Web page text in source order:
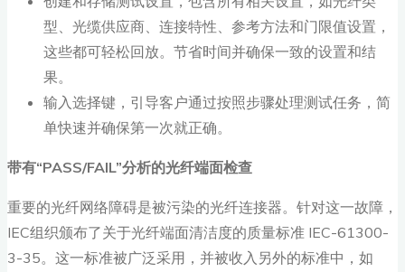
型、光缆供应商、连接特性、参考方法和门限值设置，
这些都可轻松回放。节省时间并确保一致的设置和结
果。
输入选择键，引导客户通过按照步骤处理测试任务，简
单快速并确保第一次就正确。
带有“PASS/FAIL”分析的光纤端面检查
重要的光纤网络障碍是被污染的光纤连接器。针对这一故障，
IEC组织颁布了关于光纤端面清洁度的质量标准 IEC-61300-
3-35。这一标准被广泛采用，并被收入另外的标准中，如